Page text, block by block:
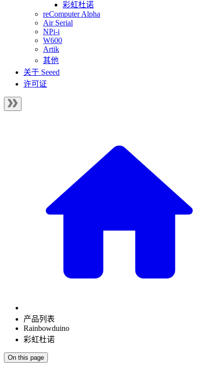
彩虹杜诺
reComputer Alpha
Air Serial
NPi-i
W600
Artik
其他
关于 Seeed
许可证
产品列表
Rainbowduino
彩虹杜诺
On this page